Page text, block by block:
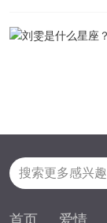
首页 爱情